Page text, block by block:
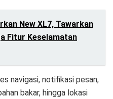
New XL7, Tawarkan
Fitur Keselamatan
navigasi, notifikasi pesan,
bakar, hingga lokasi